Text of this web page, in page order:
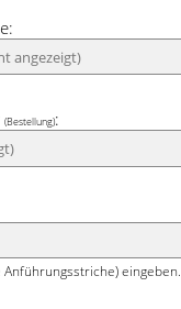
(Bestellung):
Anführungsstriche) eingeben.